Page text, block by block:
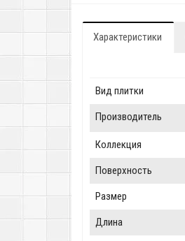
Характеристики
Вид плитки
Производитель
Коллекция
Поверхность
Размер
Длина